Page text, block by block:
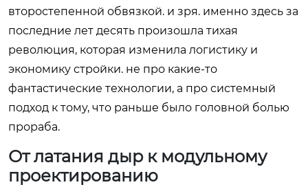
второстепенной обвязкой. и зря. именно здесь за
последние лет десять произошла тихая
революция, которая изменила логистику и
экономику стройки. не про какие-то
фантастические технологии, а про системный
подход к тому, что раньше было головной болью
прораба.
От латания дыр к модульному
проектированию